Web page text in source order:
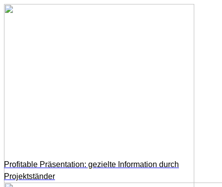
Profitable Präsentation: gezielte Information durch
Projektständer